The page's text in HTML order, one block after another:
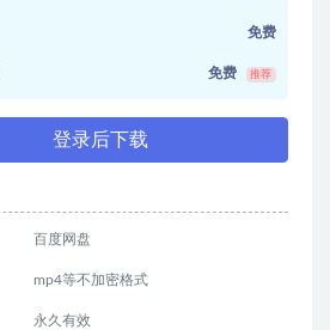
免费
免费 推荐
登录后下载
百度网盘
mp4等不加密格式
永久有效